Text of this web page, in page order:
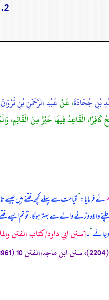
2. باب في النهى عن السعى، في الفتنة
بْنِ جُحَادَةَ، عَنْعَبْدِ الرَّحْمَنِ بْنِ ثَرْوَانَ
كَافِرًا، الْقَاعِدُ فِيهَا خَيْرٌ مِنَ
نے فرمایا:”قیامت سے پہلے کچھ فتنے ہیں جیسے
دوڑنے والے سے بہتر ہو گا، تو تم ایسے
جائے“۔[سنن ابي داود/كتاب الفتن